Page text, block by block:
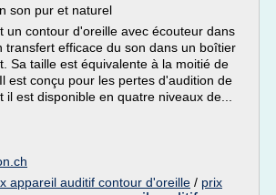
son pur et naturel
un contour d'oreille avec écouteur dans
transfert efficace du son dans un boîtier
Sa taille est équivalente à la moitié de
est conçu pour les pertes d'audition de
il est disponible en quatre niveaux de...
appareil auditif contour d'oreille / prix